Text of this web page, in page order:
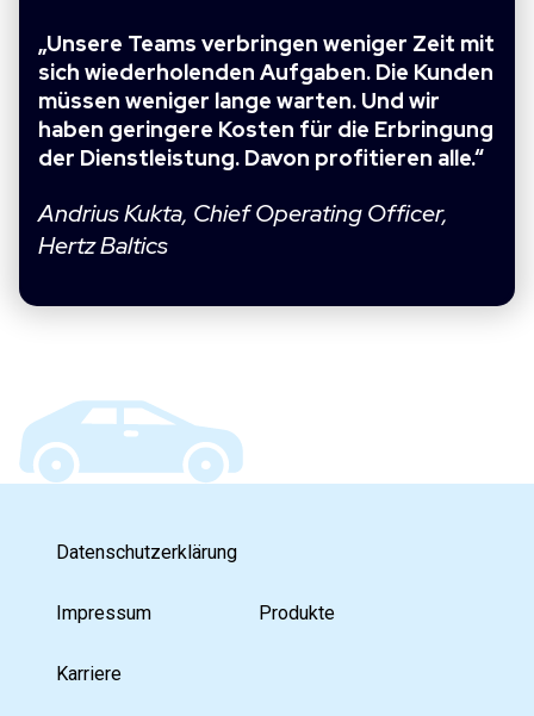
„Unsere Teams verbringen weniger Zeit mit
sich wiederholenden Aufgaben. Die Kunden
müssen weniger lange warten. Und wir
haben geringere Kosten für die Erbringung
der Dienstleistung. Davon profitieren alle.“
Andrius Kukta, Chief Operating Officer,
Hertz Baltics
Datenschutzerklärung
Impressum Produkte
Karriere